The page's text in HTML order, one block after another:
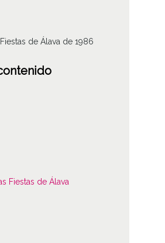
de Álava de 1986
Fiestas de Álava